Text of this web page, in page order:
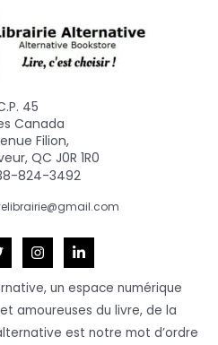
45
Canada
Filion,
QC J0R 1R0
824-3492
un espace numérique
amoureuses du livre, de la
est notre mot d’ordre